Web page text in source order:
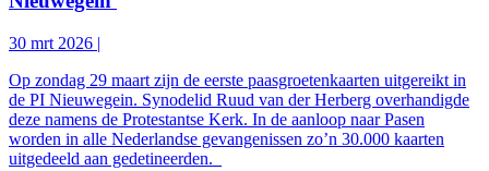
30 mrt 2026 |
Op zondag 29 maart zijn de eerste paasgroetenkaarten uitgereikt in
de PI Nieuwegein. Synodelid Ruud van der Herberg overhandigde
deze namens de Protestantse Kerk. In de aanloop naar Pasen
worden in alle Nederlandse gevangenissen zo’n 30.000 kaarten
uitgedeeld aan gedetineerden.